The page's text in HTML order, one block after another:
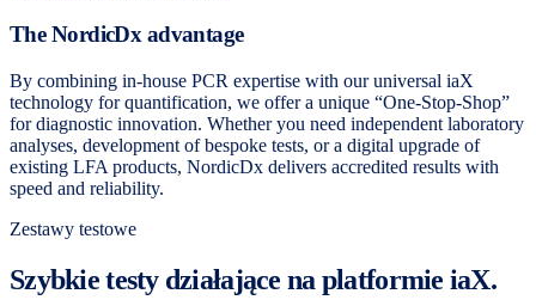
The NordicDx advantage
By combining in-house PCR expertise with our universal iaX
technology for quantification, we offer a unique “One-Stop-Shop”
for diagnostic innovation. Whether you need independent laboratory
analyses, development of bespoke tests, or a digital upgrade of
existing LFA products, NordicDx delivers accredited results with
speed and reliability.
Zestawy testowe
Szybkie testy działające na platformie iaX.